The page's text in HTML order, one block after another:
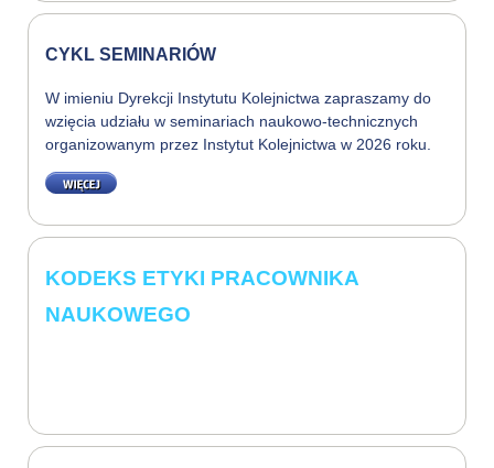
CYKL SEMINARIÓW
W imieniu Dyrekcji Instytutu Kolejnictwa zapraszamy do
wzięcia udziału w seminariach naukowo-technicznych
organizowanym przez Instytut Kolejnictwa w 2026 roku.
WIĘCEJ
KODEKS ETYKI PRACOWNIKA
NAUKOWEGO